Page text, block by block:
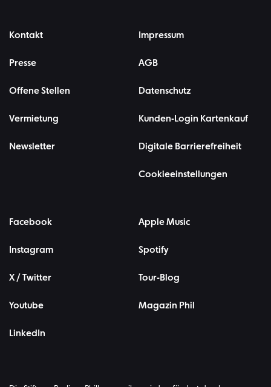
Kontakt
Presse
Offene Stellen
Vermietung
Newsletter
Impressum
AGB
Datenschutz
Kunden-Login Kartenkauf
Digitale Barrierefreiheit
Cookieeinstellungen
Facebook
Instagram
X / Twitter
Youtube
LinkedIn
Apple Music
Spotify
Tour-Blog
Magazin Phil